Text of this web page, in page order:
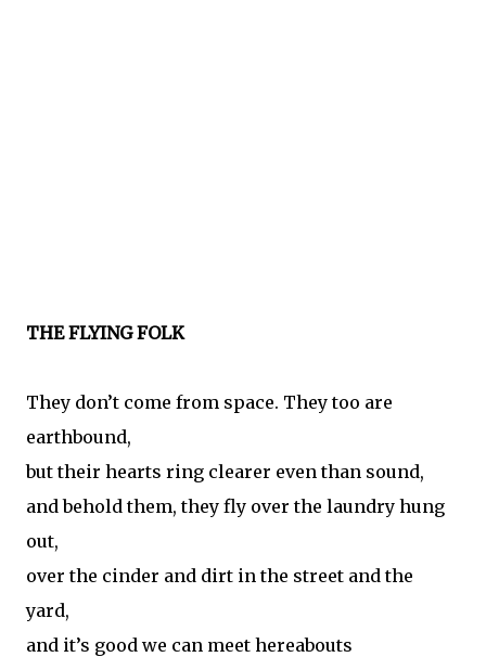
THE FLYING FOLK
They don’t come from space. They too are
earthbound,
but their hearts ring clearer even than sound,
and behold them, they fly over the laundry hung
out,
over the cinder and dirt in the street and the
yard,
and it’s good we can meet hereabouts